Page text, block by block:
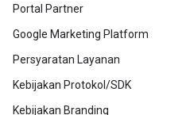
Portal Partner
Google Marketing Platform
Persyaratan Layanan
Kebijakan Protokol/SDK
Kebijakan Branding